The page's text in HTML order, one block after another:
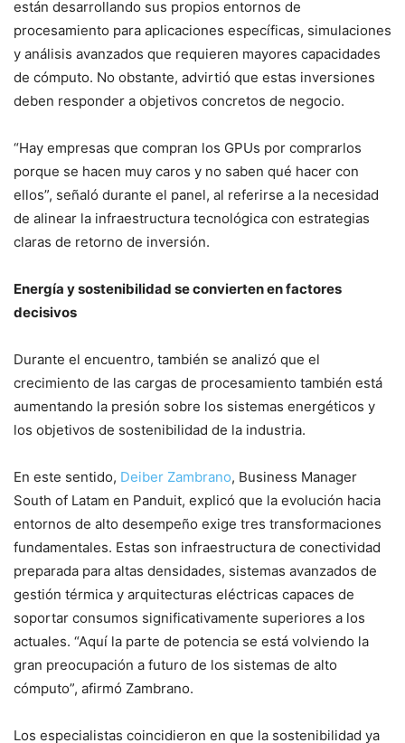
están desarrollando sus propios entornos de
procesamiento para aplicaciones específicas, simulaciones
y análisis avanzados que requieren mayores capacidades
de cómputo. No obstante, advirtió que estas inversiones
deben responder a objetivos concretos de negocio.
“Hay empresas que compran los GPUs por comprarlos
porque se hacen muy caros y no saben qué hacer con
ellos”, señaló durante el panel, al referirse a la necesidad
de alinear la infraestructura tecnológica con estrategias
claras de retorno de inversión.
Energía y sostenibilidad se convierten en factores
decisivos
Durante el encuentro, también se analizó que el
crecimiento de las cargas de procesamiento también está
aumentando la presión sobre los sistemas energéticos y
los objetivos de sostenibilidad de la industria.
En este sentido, Deiber Zambrano, Business Manager
South of Latam en Panduit, explicó que la evolución hacia
entornos de alto desempeño exige tres transformaciones
fundamentales. Estas son infraestructura de conectividad
preparada para altas densidades, sistemas avanzados de
gestión térmica y arquitecturas eléctricas capaces de
soportar consumos significativamente superiores a los
actuales. “Aquí la parte de potencia se está volviendo la
gran preocupación a futuro de los sistemas de alto
cómputo”, afirmó Zambrano.
Los especialistas coincidieron en que la sostenibilidad ya